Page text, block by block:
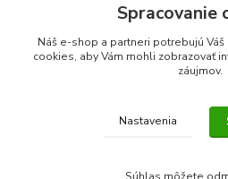
Realizujeme prírodné akvária:
Spracovanie
Náš e-shop a partneri potrebujú Váš
cookies, aby Vám mohli zobrazovať
záujmov.
Nastavenia